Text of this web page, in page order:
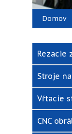
Domov
Rezacie
Stroje
Vŕtacie
CNC